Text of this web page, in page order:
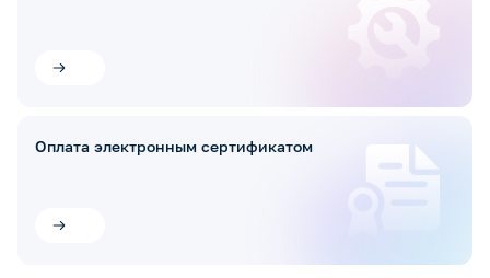
Оплата электронным сертификатом